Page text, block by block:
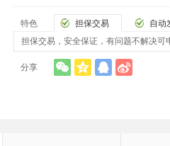
特色 担保交易
自动
担保交易，安全保证，有问题不解决可
分享